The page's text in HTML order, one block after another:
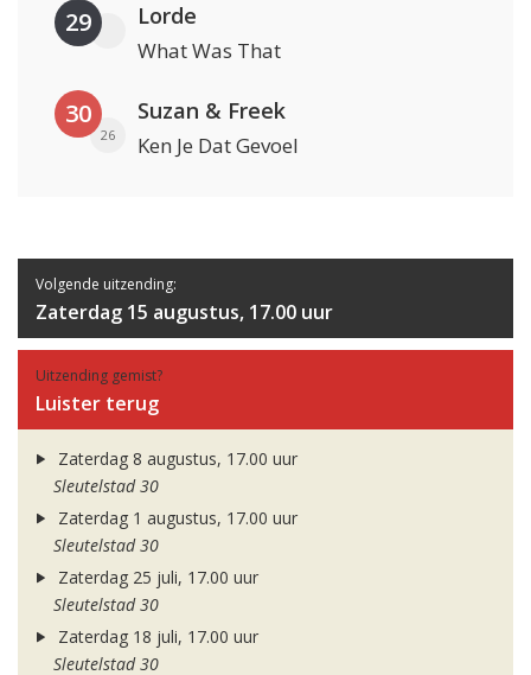
29 Lorde
What Was That
30
26
Suzan & Freek
Ken Je Dat Gevoel
Volgende uitzending:
Zaterdag 15 augustus, 17.00 uur
Uitzending gemist?
Luister terug
Zaterdag 8 augustus, 17.00 uur
Sleutelstad 30
Zaterdag 1 augustus, 17.00 uur
Sleutelstad 30
Zaterdag 25 juli, 17.00 uur
Sleutelstad 30
Zaterdag 18 juli, 17.00 uur
Sleutelstad 30